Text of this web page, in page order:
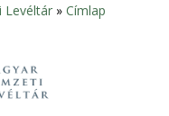
Levéltár » Címlap